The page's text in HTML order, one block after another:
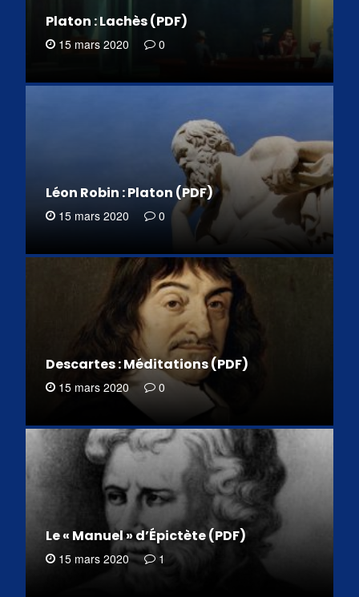
Platon : Lachès (PDF)
15 mars 2020 0
Léon Robin : Platon (PDF)
15 mars 2020 0
Descartes : Méditations (PDF)
15 mars 2020 0
Le « Manuel » d’Épictète (PDF)
15 mars 2020 1